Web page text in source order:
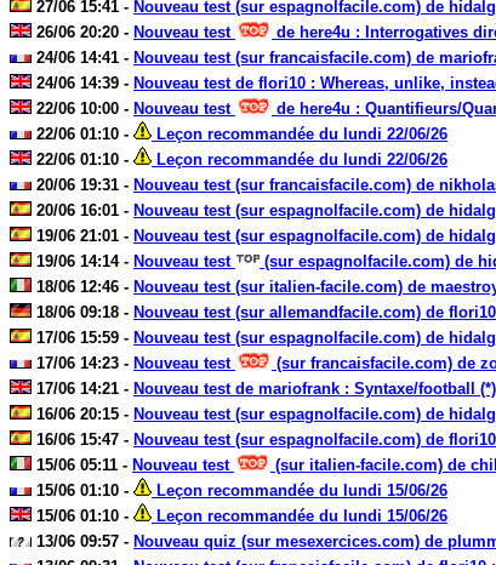
27/06 15:41 - Nouveau test (sur espagnolfacile.com) de
26/06 20:20 - Nouveau test
de here4u : Interrogatives
24/06 14:41 - Nouveau test (sur francaisfacile.com) de
24/06 14:39 - Nouveau test de flori10 : Whereas, unlike,
22/06 10:00 - Nouveau test
de here4u : Quantifieurs/
22/06 01:10 -
Leçon recommandée du lundi 22/06/26
22/06 01:10 -
Leçon recommandée du lundi 22/06/26
20/06 19:31 - Nouveau test (sur francaisfacile.com) de
20/06 16:01 - Nouveau test (sur espagnolfacile.com) de
19/06 21:01 - Nouveau test (sur espagnolfacile.com) de
19/06 14:14 - Nouveau test
(sur espagnolfacile.com) de
18/06 12:46 - Nouveau test (sur italien-facile.com) de
18/06 09:18 - Nouveau test (sur allemandfacile.com) de
17/06 15:59 - Nouveau test (sur espagnolfacile.com) de
17/06 14:23 - Nouveau test
(sur francaisfacile.com) de
17/06 14:21 - Nouveau test de mariofrank : Syntaxe/football (*)
16/06 20:15 - Nouveau test (sur espagnolfacile.com) de
16/06 15:47 - Nouveau test (sur espagnolfacile.com) de
15/06 05:11 - Nouveau test
(sur italien-facile.com) de
15/06 01:10 -
Leçon recommandée du lundi 15/06/26
15/06 01:10 -
Leçon recommandée du lundi 15/06/26
13/06 09:57 - Nouveau quiz (sur mesexercices.com) de